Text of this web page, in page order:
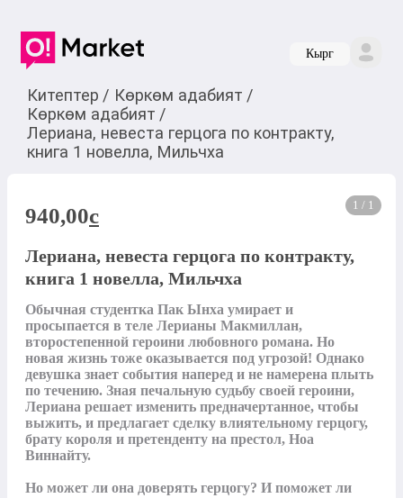
Кырг
Китептер / Көркөм адабият /
Көркөм адабият /
Лериана, невеста герцога по контракту,
книга 1 новелла, Мильчха
1 / 1
940,00c
Лериана, невеста герцога по контракту,
книга 1 новелла, Мильчха
Обычная студентка Пак Ынха умирает и
просыпается в теле Лерианы Макмиллан,
второстепенной героини любовного романа. Но
новая жизнь тоже оказывается под угрозой! Однако
девушка знает события наперед и не намерена плыть
по течению. Зная печальную судьбу своей героини,
Лериана решает изменить предначертанное, чтобы
выжить, и предлагает сделку влиятельному герцогу,
брату короля и претенденту на престол, Ноа
Виннайту.
Но может ли она доверять герцогу? И поможет ли